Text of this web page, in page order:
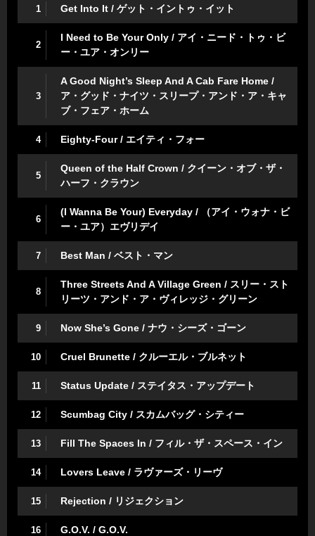
1 Get Into It / ゲット・イントゥ・イット
2
I Need to Be Your Only / アイ・ニード・トゥ・ビ
ー・ユア・オンリー
3
A Good Night’s Sleep And A Cab Fare Home /
ア・グッド・ナイツ・スリープ・アンド・ア・キャ
ブ・フェア・ホーム
4 Eighty-Four / エイティ・フォー
5
Queen of the Half Crown / クイーン・オブ・ザ・
ハーフ・クラウン
6
(I Wanna Be Your) Everyday / （アイ・ウォナ・ビ
ー・ユア）エヴリデイ
7 Best Man / ベスト・マン
8
Three Streets And A Village Green / スリー・スト
リーツ・アンド・ア・ヴィレッジ・グリーン
9 Now She’s Gone / ナウ・シーズ・ゴーン
10 Cruel Brunette / クルーエル・ブルネット
11 Status Update / ステイタス・アップデート
12 Scumbag City / スカムバッグ・シティー
13 Fill The Spaces In / フィル・ザ・スペース・イン
14 Lovers Leave / ラヴァーズ・リーヴ
15 Rejection / リジェクション
16 G.O.V. / G.O.V.